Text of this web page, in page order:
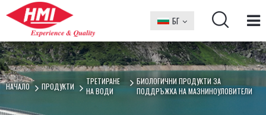
БГ
EN
НАЧАЛО ПРОДУКТИ
ТРЕТИРАНЕ
НА ВОДИ
БИОЛОГИЧНИ ПРОДУКТИ ЗА
ПОДДРЪЖКА НА МАЗНИНОУЛОВИТЕЛИ